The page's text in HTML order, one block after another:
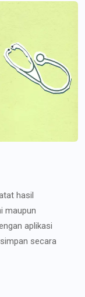
hasil
maupun
aplikasi
secara